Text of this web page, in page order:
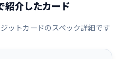
紹介したカード
ットカードのスペック詳細です